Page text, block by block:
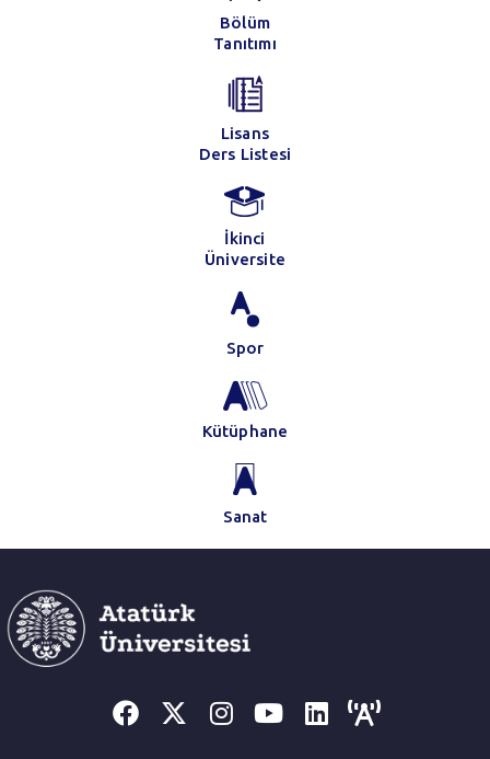
Bölüm
Tanıtımı
Lisans
Ders Listesi
İkinci
Üniversite
Spor
Kütüphane
Sanat